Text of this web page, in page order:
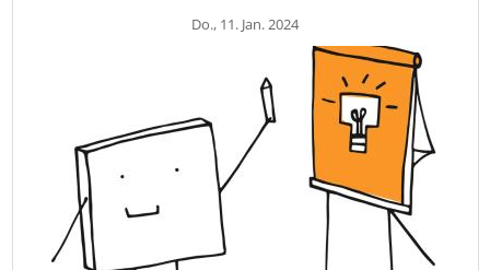
Do., 11. Jan. 2024